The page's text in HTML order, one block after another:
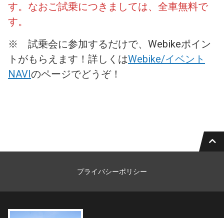
す。なおご試乗につきましては、全車無料で
す。
※ 試乗会に参加するだけで、Webikeポイン
トがもらえます！詳しくはWebike/イベント
NAVIのページでどうぞ！
プライバシーポリシー